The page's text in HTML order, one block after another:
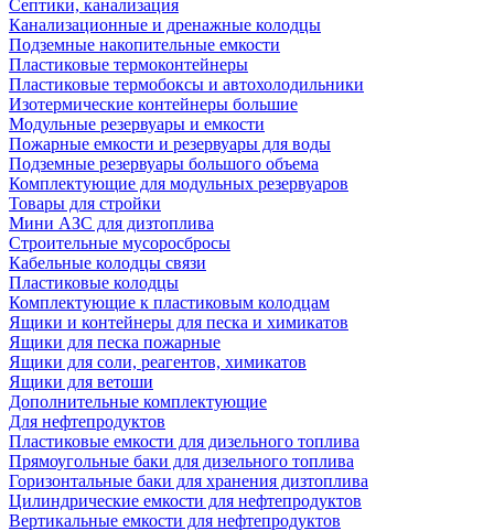
Септики, канализация
Канализационные и дренажные колодцы
Подземные накопительные емкости
Пластиковые термоконтейнеры
Пластиковые термобоксы и автохолодильники
Изотермические контейнеры большие
Модульные резервуары и емкости
Пожарные емкости и резервуары для воды
Подземные резервуары большого объема
Комплектующие для модульных резервуаров
Товары для стройки
Мини АЗС для дизтоплива
Строительные мусоросбросы
Кабельные колодцы связи
Пластиковые колодцы
Комплектующие к пластиковым колодцам
Ящики и контейнеры для песка и химикатов
Ящики для песка пожарные
Ящики для соли, реагентов, химикатов
Ящики для ветоши
Дополнительные комплектующие
Для нефтепродуктов
Пластиковые емкости для дизельного топлива
Прямоугольные баки для дизельного топлива
Горизонтальные баки для хранения дизтоплива
Цилиндрические емкости для нефтепродуктов
Вертикальные емкости для нефтепродуктов